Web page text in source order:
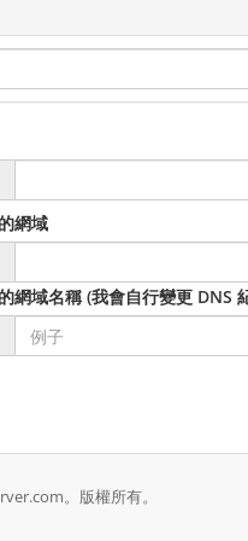
網域
網域名稱 (我會自行變更 DNS
。版權所有。